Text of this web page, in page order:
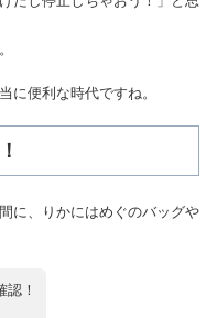
に便利な時代ですね。
に、りかにはめぐのバッグや
認！